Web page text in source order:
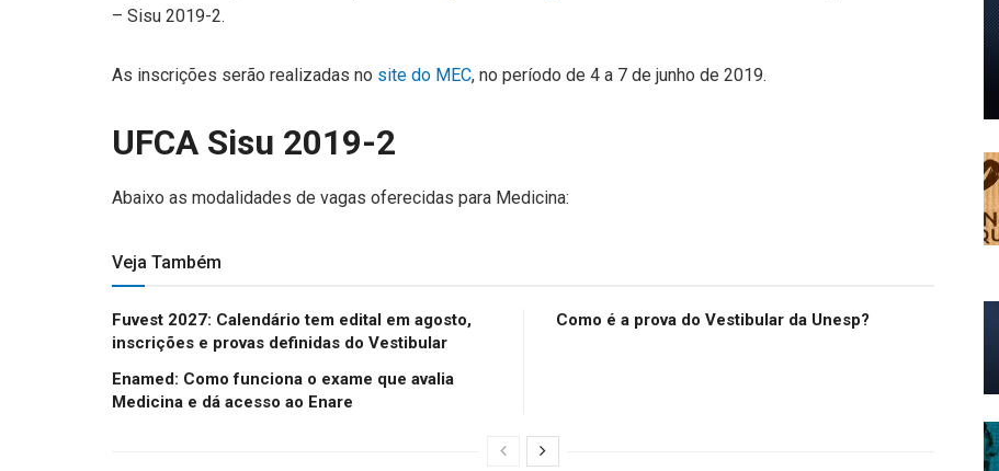
– Sisu 2019-2.
As inscrições serão realizadas no site do MEC, no período de 4 a 7 de junho de 2019.
UFCA Sisu 2019-2
Abaixo as modalidades de vagas oferecidas para Medicina:
Veja Também
Fuvest 2027: Calendário tem edital em agosto,
inscrições e provas definidas do Vestibular
Enamed: Como funciona o exame que avalia
Medicina e dá acesso ao Enare
Como é a prova do Vestibular da Unesp?